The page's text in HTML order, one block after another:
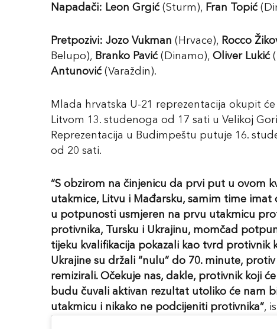
Napadači: Leon Grgić(Sturm), Fran Topić
Pretpozivi: Jozo Vukman (Hrvace), Rocco
Belupo), Branko Pavić(Dinamo), Oliver Lukić
Antunović(Varaždin).
Mlada hrvatska U-21 reprezentacija okupit
Litvom 13. studenoga od 17 sati u Velikoj
Reprezentacija u Budimpeštu putuje 16.
od 20 sati.
“S obzirom na činjenicu da prvi put u ovom
utakmice, Litvu i Mađarsku, samim time imat
u potpunosti usmjeren na prvu utakmicu
protivnika, Tursku i Ukrajinu, momčad
tijeku kvalifikacija pokazali kao tvrd
Ukrajine su držali “nulu” do 70. minute,
remizirali. Očekuje nas, dakle, protivnik koji
budu čuvali aktivan rezultat utoliko će nam
utakmicu i nikako ne podcijeniti protivnika”,